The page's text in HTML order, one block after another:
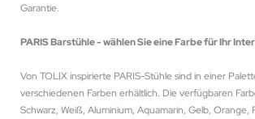
Garantie.
PARIS Barstühle - wählen Sie eine Farbe für Ihr
Von TOLIX inspirierte PARIS-Stühle sind in einer
verschiedenen Farben erhältlich. Die verfügbaren
Schwarz, Weiß, Aluminium, Aquamarin, Gelb, Orange,